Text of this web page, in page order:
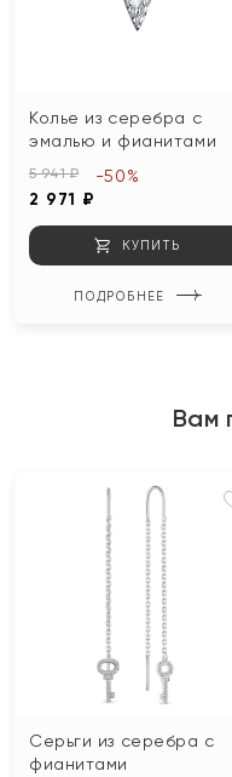
Колье из серебра с
эмалью и фианитами
5 941 ₽
2 971 ₽
-50%
КУПИТЬ
ПОДРОБНЕЕ
Вам
Серьги из серебра с
фианитами